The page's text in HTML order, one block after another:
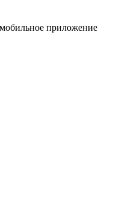
приложение